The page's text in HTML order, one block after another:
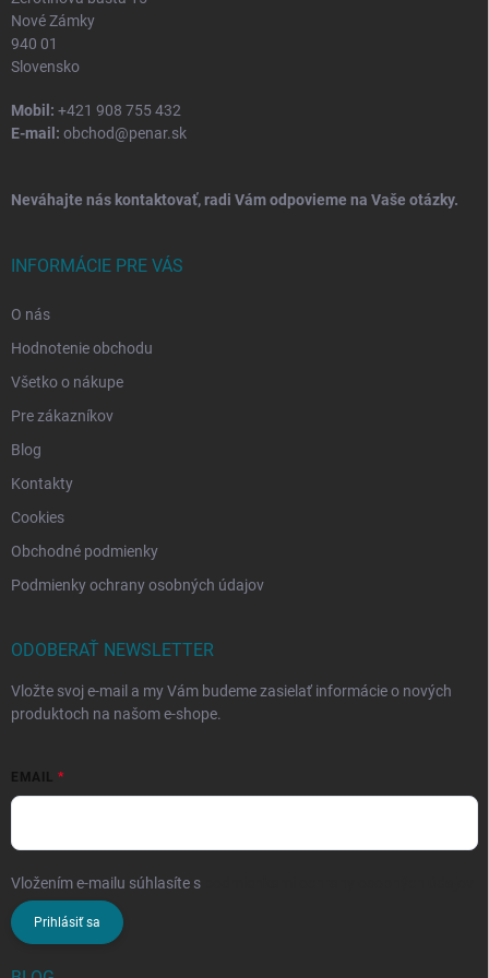
Nové Zámky
940 01
Slovensko
Mobil: +421 908 755 432
E-mail: obchod@penar.sk
Neváhajte nás kontaktovať, radi Vám odpovieme na Vaše otázky.
INFORMÁCIE PRE VÁS
O nás
Hodnotenie obchodu
Všetko o nákupe
Pre zákazníkov
Blog
Kontakty
Cookies
Obchodné podmienky
Podmienky ochrany osobných údajov
ODOBERAŤ NEWSLETTER
Vložte svoj e-mail a my Vám budeme zasielať informácie o nových
produktoch na našom e-shope.
EMAIL
Vložením e-mailu súhlasíte s
Prihlásiť sa